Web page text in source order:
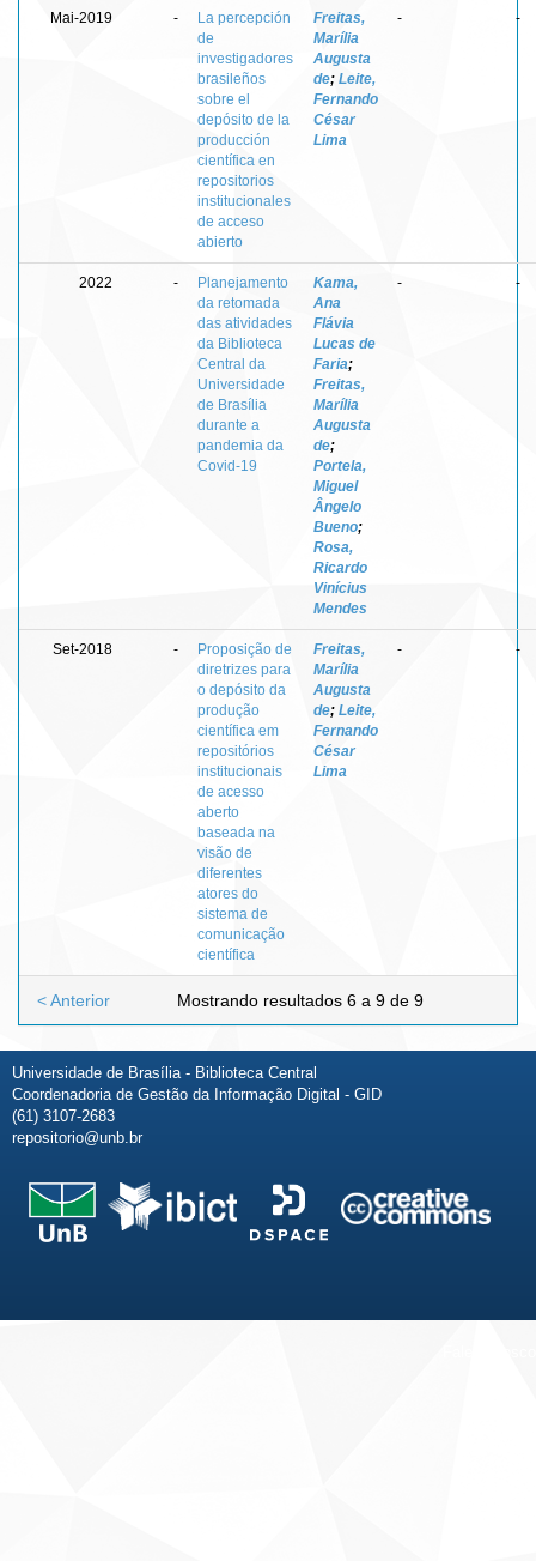
Mai-2019 -
La percepción
de
investigadores
brasileños
sobre el
depósito de la
producción
científica en
repositorios
institucionales
de acceso
abierto
Freitas,
Marília
Augusta
de; Leite,
Fernando
César
Lima
- -
2022 -
Planejamento
da retomada
das atividades
da Biblioteca
Central da
Universidade
de Brasília
durante a
pandemia da
Covid-19
Kama,
Ana
Flávia
Lucas de
Faria;
Freitas,
Marília
Augusta
de;
Portela,
Miguel
Ângelo
Bueno;
Rosa,
Ricardo
Vinícius
Mendes
- -
Set-2018 -
Proposição de
diretrizes para
o depósito da
produção
científica em
repositórios
institucionais
de acesso
aberto
baseada na
visão de
diferentes
atores do
sistema de
comunicação
científica
Freitas,
Marília
Augusta
de; Leite,
Fernando
César
Lima
- -
Mostrando resultados 6 a 9 de 9
< Anterior
Universidade de Brasília - Biblioteca Central
Coordenadoria de Gestão da Informação Digital - GID
(61) 3107-2683
repositorio@unb.br